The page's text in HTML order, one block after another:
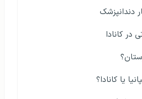
دندانپزشک
در کانادا
یا کانادا؟